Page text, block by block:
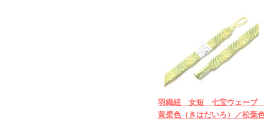
羽織紐 女短 七宝ウェー
黄檗色（きはだいろ）／松葉